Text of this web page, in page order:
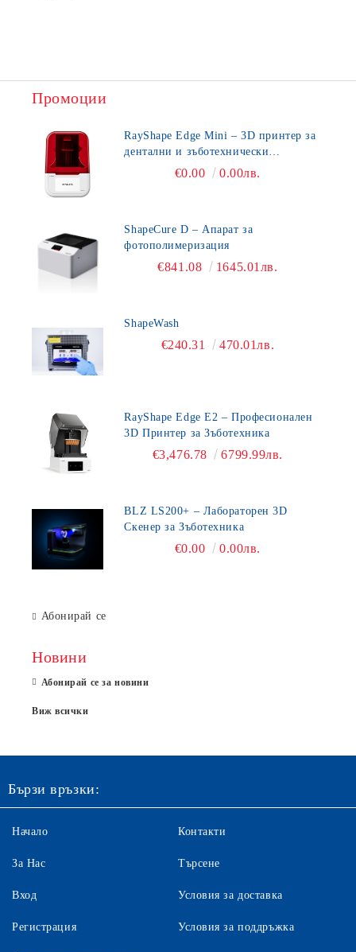
Промоции
RayShape Edge Mini – 3D принтер за
дентални и зъботехнически
приложения€0.00 0.00лв.
ShapeCure D – Апарат за
фотополимеризация
€841.08 1645.01лв.
ShapeWash
€240.31 470.01лв.
RayShape Edge E2 – Професионален
3D Принтер за Зъботехника
€3,476.78 6799.99лв.
BLZ LS200+ – Лабораторен 3D
Скенер за Зъботехника
€0.00 0.00лв.
Абонирай се
Новини
Абонирай се за новини
Виж всички
Бързи връзки:
Начало
За Нас
Вход
Регистрация
Контакти
Търсене
Условия за доставка
Условия за поддръжка